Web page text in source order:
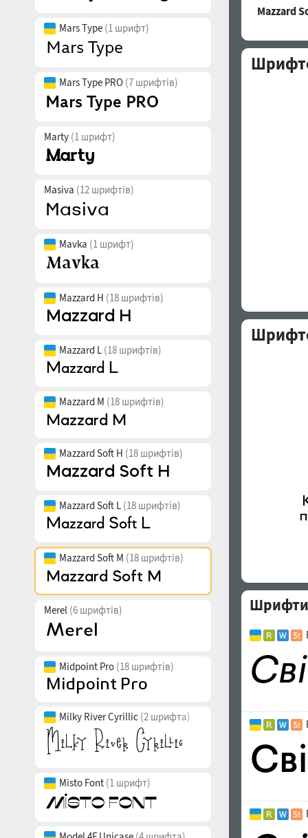
Mars Type (1 шрифт)
Mars Type PRO (7 шрифтів)
Marty (1 шрифт)
Masiva (12 шрифтів)
Mavka (1 шрифт)
Mazzard H (18 шрифтів)
Mazzard L (18 шрифтів)
Mazzard M (18 шрифтів)
Mazzard Soft H (18 шрифтів)
Mazzard Soft L (18 шрифтів)
Mazzard Soft M (18 шрифтів)
Merel (6 шрифтів)
Midpoint Pro (18 шрифтів)
Milky River Cyrillic (2 шрифта)
Misto Font (1 шрифт)
Mazzard
Шрифти